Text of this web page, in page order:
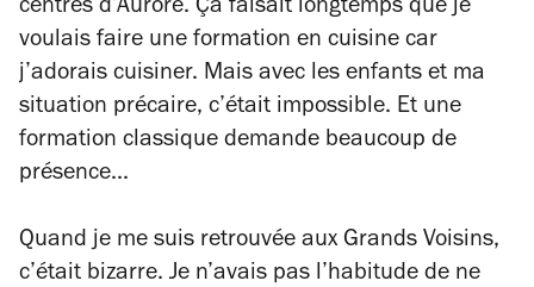
centres d’Aurore. Ça faisait longtemps que je
voulais faire une formation en cuisine car
j’adorais cuisiner. Mais avec les enfants et ma
situation précaire, c’était impossible. Et une
formation classique demande beaucoup de
présence...
Quand je me suis retrouvée aux Grands Voisins,
c’était bizarre. Je n’avais pas l’habitude de ne